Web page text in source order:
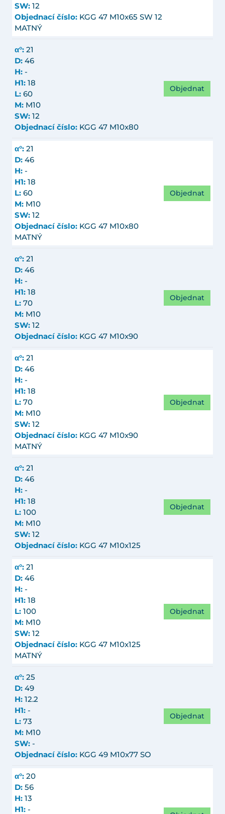
SW: 12
Objednací číslo: KGG 47 M10x65 SW 12
MATNÝ
α°: 21
D: 46
H: -
H1: 18
L: 60
M: M10
SW: 12
Objednací číslo: KGG 47 M10x80
Objednat
α°: 21
D: 46
H: -
H1: 18
L: 60
M: M10
SW: 12
Objednací číslo: KGG 47 M10x80
MATNÝ
Objednat
α°: 21
D: 46
H: -
H1: 18
L: 70
M: M10
SW: 12
Objednací číslo: KGG 47 M10x90
Objednat
α°: 21
D: 46
H: -
H1: 18
L: 70
M: M10
SW: 12
Objednací číslo: KGG 47 M10x90
MATNÝ
Objednat
α°: 21
D: 46
H: -
H1: 18
L: 100
M: M10
SW: 12
Objednací číslo: KGG 47 M10x125
Objednat
α°: 21
D: 46
H: -
H1: 18
L: 100
M: M10
SW: 12
Objednací číslo: KGG 47 M10x125
MATNÝ
Objednat
α°: 25
D: 49
H: 12.2
H1: -
L: 73
M: M10
SW: -
Objednací číslo: KGG 49 M10x77 SO
Objednat
α°: 20
D: 56
H: 13
H1: -